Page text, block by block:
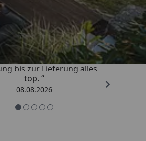
Trusted Shops
4,81/ 5
Beschreigung über die
bis zur Lieferung alles
top. “
08.08.2026